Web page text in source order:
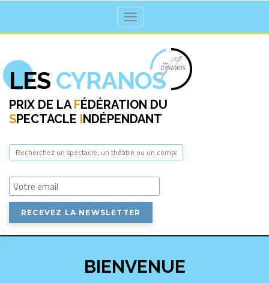
Toggle navigation
LES CYRANOS
PRIX DE LAFÉDÉRATION DU
SPECTACLE INDÉPENDANT
BIENVENUE